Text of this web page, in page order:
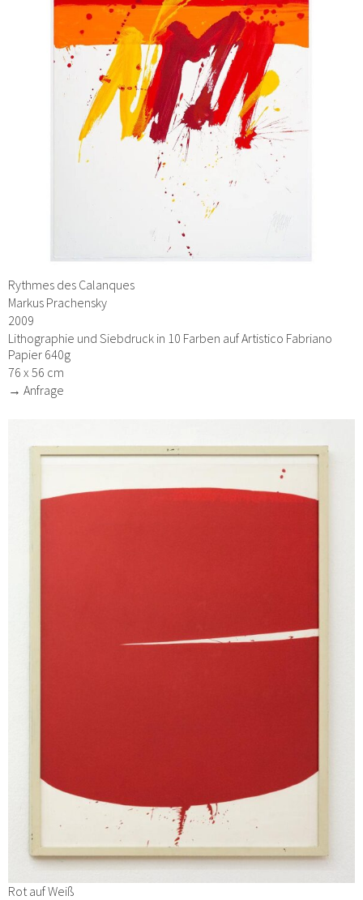
Rythmes des Calanques
Markus Prachensky
2009
Lithographie und Siebdruck in 10 Farben auf Artistico Fabriano
Papier 640g
76 x 56 cm
→ Anfrage
Rot auf Weiß